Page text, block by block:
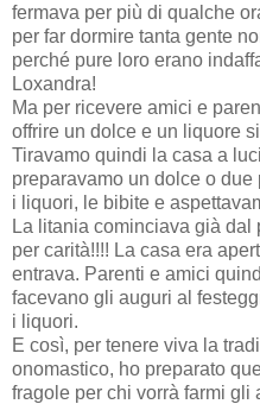
fermava per più di qualche
per far dormire tanta gente
perché pure loro erano
Loxandra!
Ma per ricevere amici e
offrire un dolce e un liquore
Tiravamo quindi la casa a
preparavamo un dolce o
i liquori, le bibite e
La litania cominciava già
per carità!!!! La casa era
entrava. Parenti e amici
facevano gli auguri al
i liquori.
E così, per tenere viva la
onomastico, ho preparato
fragole per chi vorrà farmi gli